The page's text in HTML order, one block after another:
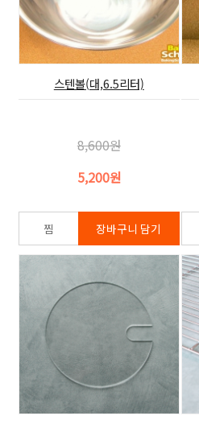
스텐볼(대,6.5리터)
8,600원
5,200원